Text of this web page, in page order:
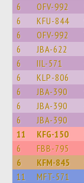
6 OFV-992
6 KFU-844
6 OFV-992
6 JBA-622
6 IIL-571
6 KLP-806
6 JBA-390
6 JBA-390
6 JBA-390
11 KFG-150
6 FBB-795
6 KFM-845
11 MFT-571